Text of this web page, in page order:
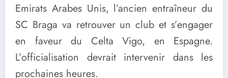
Emirats Arabes Unis, l’ancien entraîneur du
SC Braga va retrouver un club et s’engager
en faveur du Celta Vigo, en Espagne.
L’officialisation devrait intervenir dans les
prochaines heures.